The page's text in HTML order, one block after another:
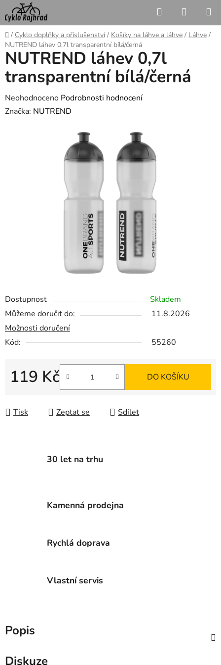
Přejít
na
obsah
Hledat
KOŠÍK
Domů
/ Cyklo doplňky a příslušenství / Košíky na láhve a láhve / Láhve /
NUTREND láhev 0,7l transparentní bílá/černá
Dostupnost
Skladem
Můžeme doručit do:
11.8.2026
Možnosti doručení
Kód:
55260
119 Kč DO KOŠÍKU
Tisk Zeptat se Sdílet
NUTREND láhev 0,7l
transparentní bílá/černá
Průměrné
hodnocení
Neohodnoceno Podrobnosti hodnocení
Značka: NUTREND
30 let na trhu
Kamenná prodejna
Rychlá doprava
Vlastní servis
Popis
Diskuze